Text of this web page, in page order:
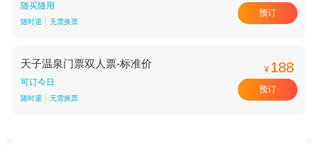
随买随用
随时退 无需换票
预订
天子温泉门票双人票-标准价
可订今日
随时退 无需换票
¥ 188
预订